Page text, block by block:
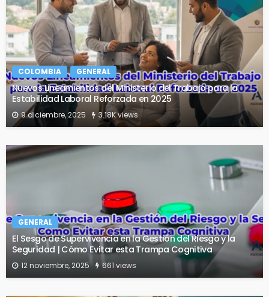
COLOMBIA GENERAL
Nuevos Lineamientos del Ministerio del Trabajo para la
Estabilidad Laboral Reforzada en 2025
9 diciembre, 2025 3.18K views
GENERAL
El Sesgo de Supervivencia en la Gestión del Riesgo y la
Seguridad | Cómo Evitar esta Trampa Cognitiva
12 noviembre, 2025 661 views